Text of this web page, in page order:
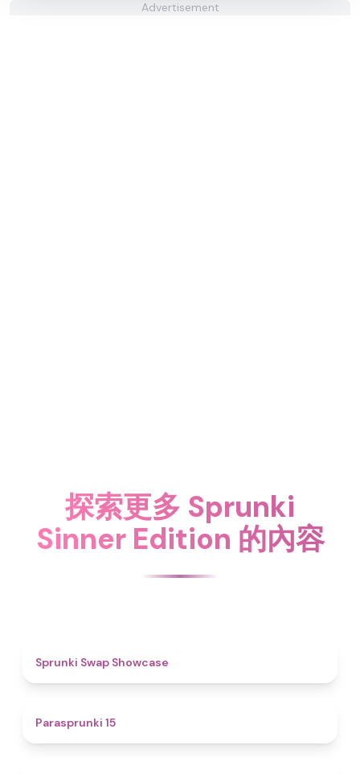
Advertisement
探索更多 Sprunki
Sinner Edition 的內容
Sprunki Swap Showcase
Parasprunki 15